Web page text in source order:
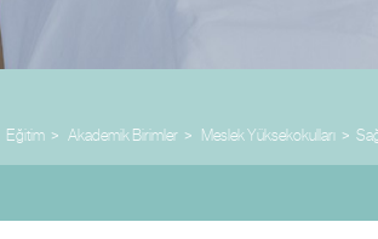
Eğitim Akademik Birimler Meslek Yüksekokulları